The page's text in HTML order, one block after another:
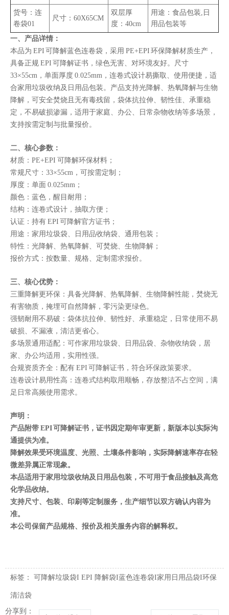
货号：连
卷袋01
尺寸：60X65CM
双层厚
度：40cm
用途：食品包装,日
用品包装等
一、产品详情：
本品为 EPI 可降解蓝色连卷袋，采用 PE+EPI 环保降解材质生产，
具备正规 EPI 可降解证书，绿色无害、对环境友好。尺寸
33×55cm，单面厚度 0.025mm，连卷式设计易撕取、使用便捷，适
合家用垃圾收纳及日用品包装。产品支持光降解、热氧降解与生物
降解，可安全焚烧且无有毒残留，袋体抗拉伸、韧性佳、承重稳
定，不易破损渗漏，适用于家庭、办公、日常杂物收纳等多场景，
支持按需定制与批量报价。
二、核心参数：
材质：PE+EPI 可降解环保材料；
常规尺寸：33×55cm，可按需定制；
厚度：单面 0.025mm；
颜色：蓝色，醒目耐用；
结构：连卷式设计，抽取方便；
认证：持有 EPI 可降解官方证书；
用途：家用垃圾袋、日用品收纳袋、通用包装；
特性：光降解、热氧降解、可焚烧、生物降解；
报价方式：按数量、规格、定制需求报价。
三、核心优势：
三重降解更环保：具备光降解、热氧降解、生物降解性能，焚烧无
有害物质，掩埋可自然降解，零污染更绿色。
强韧耐用不易破：袋体抗拉伸、韧性好、承重稳定，日常使用不易
破损、不漏液，清洁更省心。
多场景通用适配：可作家用垃圾袋、日用品袋、杂物收纳袋，居
家、办公均适用，实用性强。
合规资质齐全：配有 EPI 可降解证书，符合环保政策要求。
连卷设计易用性高：连卷式结构取用顺畅，存放整洁不占空间，满
足日常高频使用需求。
声明：
产品附带 EPI 可降解证书，证书因定期年审更新，新版本以实际沟
通提供为准。
降解效果受环境温度、光照、土壤条件影响，实际降解速率存在轻
微差异属正常现象。
本品适用于家用垃圾收纳及日用品包装，不可用于食品接触及高危
化学品收纳。
支持尺寸、包装、印刷等定制服务，生产细节以双方确认内容为
准。
本公司保留产品规格、报价及相关服务内容的解释权。
标签： 可降解垃圾袋I EPI 降解袋I蓝色连卷袋I家用日用品袋I环保
清洁袋
分享到：